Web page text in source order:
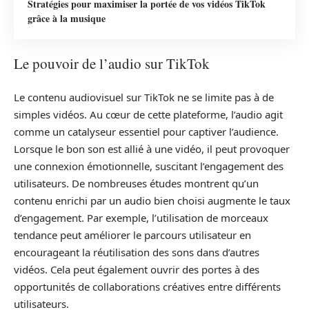
Stratégies pour maximiser la portée de vos vidéos TikTok
grâce à la musique
Le pouvoir de l’audio sur TikTok
Le contenu audiovisuel sur TikTok ne se limite pas à de
simples vidéos. Au cœur de cette plateforme, l’audio agit
comme un catalyseur essentiel pour captiver l’audience.
Lorsque le bon son est allié à une vidéo, il peut provoquer
une connexion émotionnelle, suscitant l’engagement des
utilisateurs. De nombreuses études montrent qu’un
contenu enrichi par un audio bien choisi augmente le taux
d’engagement. Par exemple, l’utilisation de morceaux
tendance peut améliorer le parcours utilisateur en
encourageant la réutilisation des sons dans d’autres
vidéos. Cela peut également ouvrir des portes à des
opportunités de collaborations créatives entre différents
utilisateurs.